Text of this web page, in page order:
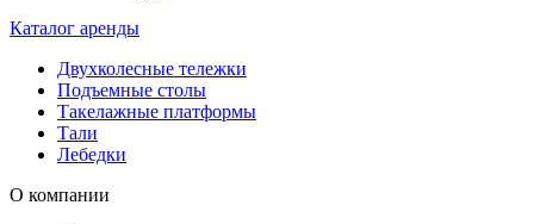
Каталог аренды
Двухколесные тележки
Подъемные столы
Такелажные платформы
Тали
Лебедки
О компании